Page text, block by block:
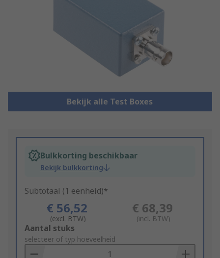
Bekijk alle Test Boxes
Bulkkorting beschikbaar
Bekijk bulkkorting
Subtotaal (1 eenheid)*
€ 56,52
(excl. BTW)
€ 68,39
(incl. BTW)
Add
to
Basket
Aantal stuks
selecteer of typ hoeveelheid